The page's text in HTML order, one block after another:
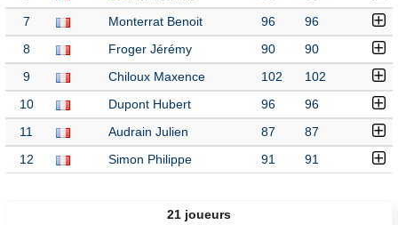
7 Monterrat Benoit 96 96
8 Froger Jérémy 90 90
9 Chiloux Maxence 102 102
10 Dupont Hubert 96 96
11 Audrain Julien 87 87
12 Simon Philippe 91 91
21 joueurs